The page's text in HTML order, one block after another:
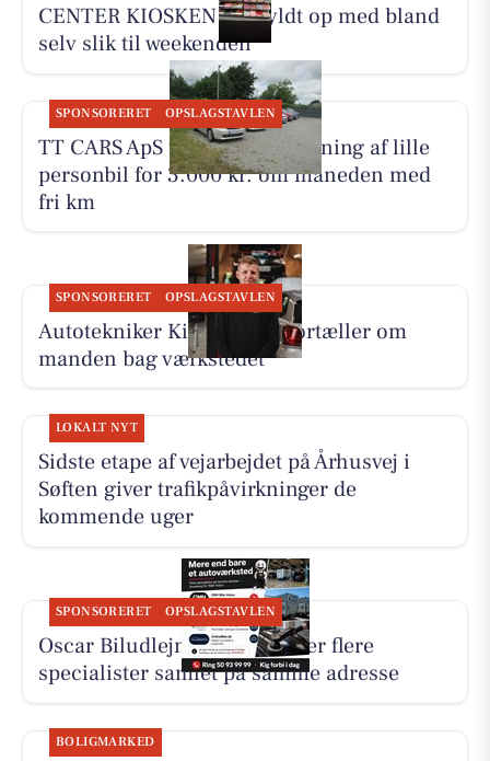
CENTER KIOSKEN har fyldt op med bland
selv slik til weekenden
SPONSORERET OPSLAGSTAVLEN
TT CARS ApS tilbyder biludlejning af lille
personbil for 3.000 kr. om måneden med
fri km
SPONSORERET OPSLAGSTAVLEN
Autotekniker Kim Skytthe fortæller om
manden bag værkstedet
LOKALT NYT
Sidste etape af vejarbejdet på Århusvej i
Søften giver trafikpåvirkninger de
kommende uger
SPONSORERET OPSLAGSTAVLEN
Oscar Biludlejning fremhæver flere
specialister samlet på samme adresse
BOLIGMARKED